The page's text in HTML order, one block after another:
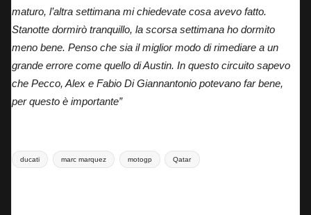
maturo, l’altra settimana mi chiedevate cosa avevo fatto.
Stanotte dormirò tranquillo, la scorsa settimana ho dormito
meno bene. Penso che sia il miglior modo di rimediare a un
grande errore come quello di Austin. In questo circuito sapevo
che Pecco, Alex e Fabio Di Giannantonio potevano far bene,
per questo è importante”
Tags:
ducati marc marquez motogp Qatar